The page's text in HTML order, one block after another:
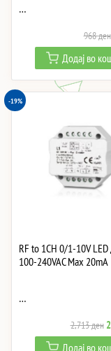
…
968ден
Додај во
-19%
RF to 1CH 0/1-10V
100-240VAC Max 20mA
…
2,713ден
Додај во